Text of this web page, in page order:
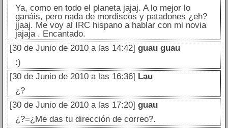
Ya, como en todo el planeta jajaj. A lo mejor lo
ganáis, pero nada de mordiscos y patadones ¿eh?
jjaaj. Me voy al IRC hispano a hablar con mi novia
jajaja . Encantado.
[30 de Junio de 2010 a las 14:42] guau guau
:)
[30 de Junio de 2010 a las 16:36] Lau
¿?
[30 de Junio de 2010 a las 17:20] guau
¿?=¿Me das tu dirección de correo?.